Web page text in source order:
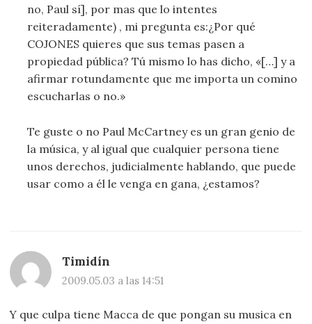
no, Paul sí], por mas que lo intentes
reiteradamente) , mi pregunta es:¿Por qué
COJONES quieres que sus temas pasen a
propiedad pública? Tú mismo lo has dicho, «[…] y a
afirmar rotundamente que me importa un comino
escucharlas o no.»
Te guste o no Paul McCartney es un gran genio de
la música, y al igual que cualquier persona tiene
unos derechos, judicialmente hablando, que puede
usar como a él le venga en gana, ¿estamos?
Timidín
2009.05.03 a las 14:51
Y que culpa tiene Macca de que pongan su musica en